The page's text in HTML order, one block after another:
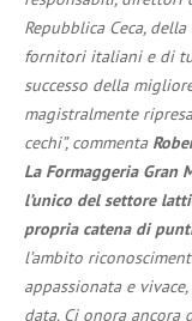
Repubblica Ceca,
fornitori italiani e di
successo della
magistralmente
cechi”, commenta
La Formaggeria Gran
l’unico del settore
propria catena di
l’ambito
appassionata e
data. Ci onora